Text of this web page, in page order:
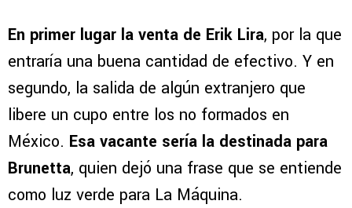
En primer lugar la venta de Erik Lira, por la que
entraría una buena cantidad de efectivo. Y en
segundo, la salida de algún extranjero que
libere un cupo entre los no formados en
México. Esa vacante sería la destinada para
Brunetta, quien dejó una frase que se entiende
como luz verde para La Máquina.